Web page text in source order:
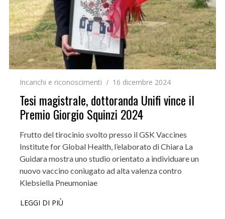
Incarichi e riconoscimenti 16 dicembre 2024
Tesi magistrale, dottoranda Unifi vince il
Premio Giorgio Squinzi 2024
Frutto del tirocinio svolto presso il GSK Vaccines
Institute for Global Health, l’elaborato di Chiara La
Guidara mostra uno studio orientato a individuare un
nuovo vaccino coniugato ad alta valenza contro
Klebsiella Pneumoniae
LEGGI DI PIÙ